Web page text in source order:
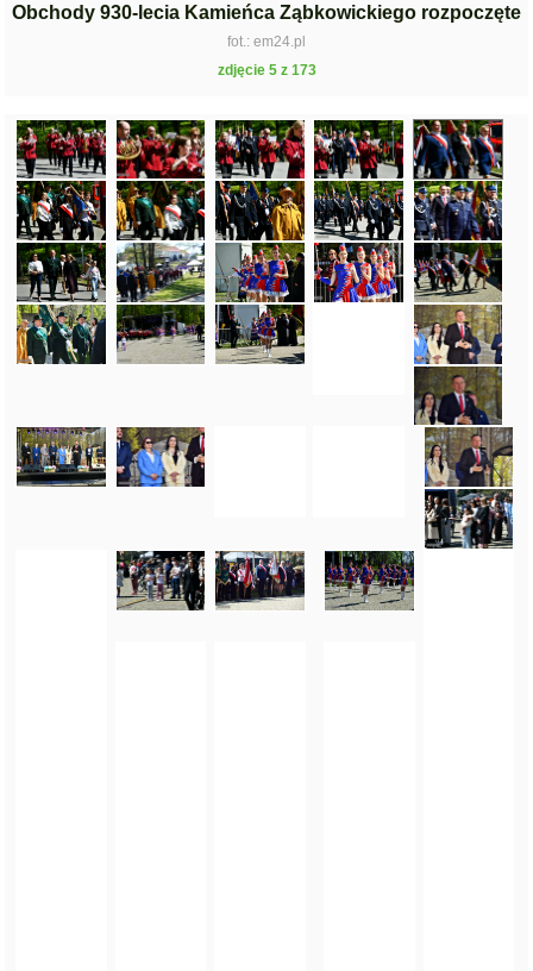
Obchody 930-lecia Kamieńca Ząbkowickiego rozpoczęte
fot.: em24.pl
zdjęcie 5 z 173